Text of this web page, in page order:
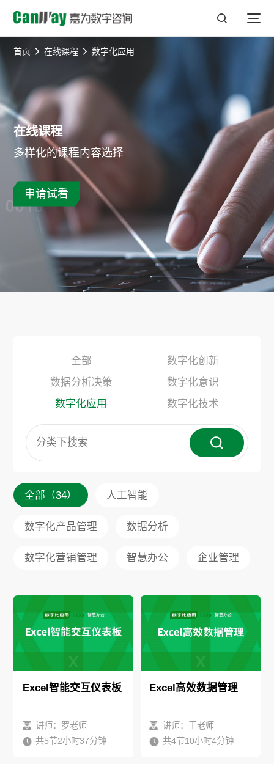
在线课程
多样化的课程内容选择
申请试看
首页 在线课程 数字化应用
全部
数字化创新
数据分析决策
数字化意识
数字化应用
数字化技术
全部（34） 人工智能
数字化产品管理 数据分析
数字化营销管理 智慧办公 企业管理
Excel智能交互仪表板
讲师：罗老师
共5节2小时37分钟
Excel高效数据管理
讲师：王老师
共4节10小时4分钟